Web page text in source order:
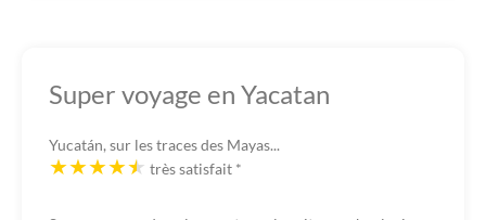
Super voyage en Yacatan
Yucatán, sur les traces des Mayas...
très satisfait *